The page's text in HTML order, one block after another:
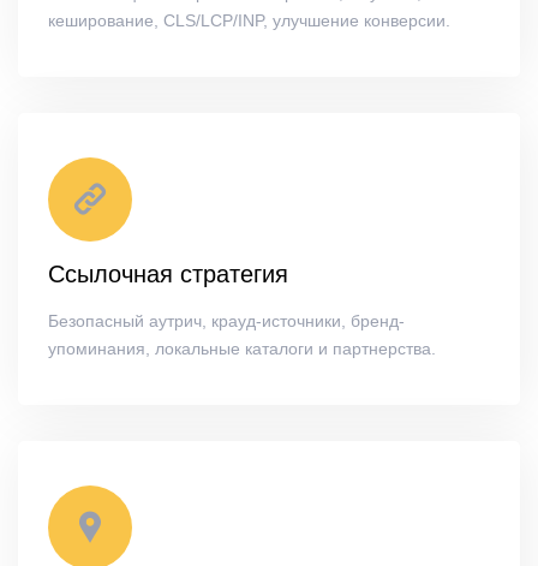
кеширование, CLS/LCP/INP, улучшение конверсии.
Ссылочная стратегия
Безопасный аутрич, крауд-источники, бренд-
упоминания, локальные каталоги и партнерства.